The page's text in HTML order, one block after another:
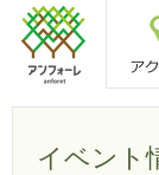
アンフォ
イベント